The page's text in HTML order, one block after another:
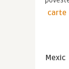
carte
Mexic